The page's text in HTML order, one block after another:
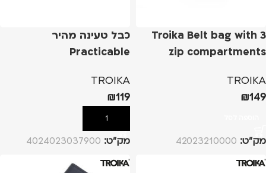
Troika Belt bag with 3
zip compartments
TROIKA
₪149
מק”ט: 42023210000
כבל טעינה מהיר
Practicable
TROIKA
₪119
הוספה לסל
מק”ט: 4024023037900